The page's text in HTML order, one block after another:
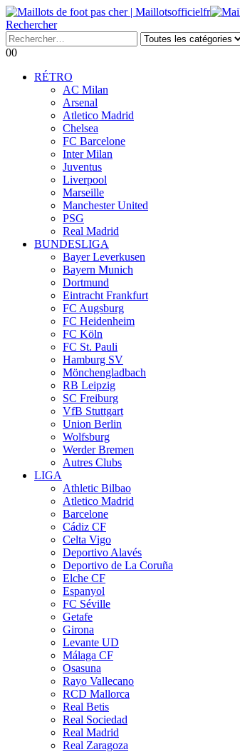
Rechercher
00
RÉTRO
AC Milan
Arsenal
Atletico Madrid
Chelsea
FC Barcelone
Inter Milan
Juventus
Liverpool
Marseille
Manchester United
PSG
Real Madrid
BUNDESLIGA
Bayer Leverkusen
Bayern Munich
Dortmund
Eintracht Frankfurt
FC Augsburg
FC Heidenheim
FC Köln
FC St. Pauli
Hamburg SV
Mönchengladbach
RB Leipzig
SC Freiburg
VfB Stuttgart
Union Berlin
Wolfsburg
Werder Bremen
Autres Clubs
LIGA
Athletic Bilbao
Atletico Madrid
Barcelone
Cádiz CF
Celta Vigo
Deportivo Alavés
Deportivo de La Coruña
Elche CF
Espanyol
FC Séville
Getafe
Girona
Levante UD
Málaga CF
Osasuna
Rayo Vallecano
RCD Mallorca
Real Betis
Real Sociedad
Real Madrid
Real Zaragoza